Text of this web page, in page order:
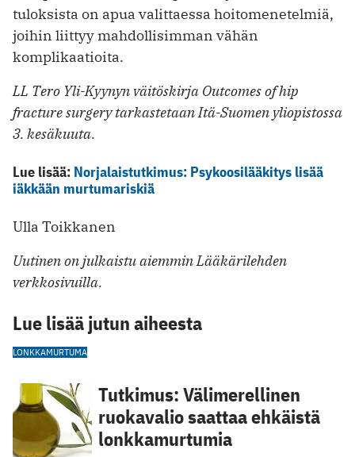
tuloksista on apua valittaessa hoitomenetelmiä,
joihin liittyy mahdollisimman vähän
komplikaatioita.
LL Tero Yli-Kyynyn väitöskirja Outcomes of hip
fracture surgery tarkastetaan Itä-Suomen yliopistossa
3. kesäkuuta.
Lue lisää: Norjalaistutkimus: Psykoosilääkitys lisää
iäkkään murtumariskiä
Ulla Toikkanen
Uutinen on julkaistu aiemmin Lääkärilehden
verkkosivuilla.
Lue lisää jutun aiheesta
LONKKAMURTUMA
Tutkimus: Välimerellinen
ruokavalio saattaa ehkäistä
lonkkamurtumia